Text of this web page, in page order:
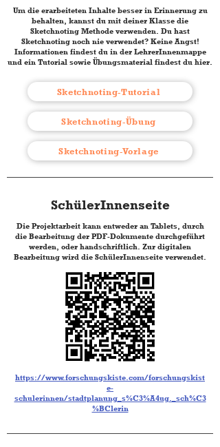
Um die erarbeiteten Inhalte besser in Erinnerung zu
behalten, kannst du mit deiner Klasse die
Sketchnoting Methode verwenden. Du hast
Sketchnoting noch nie verwendet? Keine Angst!
Informationen findest du in der LehrerInnenmappe
und ein Tutorial sowie Übungsmaterial findest du hier.
Sketchnoting-Tutorial
Sketchnoting-Übung
Sketchnoting-Vorlage
SchülerInnenseite
Die Projektarbeit kann entweder an Tablets, durch
die Bearbeitung der PDF-Dokumente durchgeführt
werden, oder handschriftlich. Zur digitalen
Bearbeitung wird die SchülerInnenseite verwendet.
https://www.forschungskiste.com/forschungskist
e-
schulerinnen/stadtplanung_s%C3%A4ug._sch%C3
%BClerin